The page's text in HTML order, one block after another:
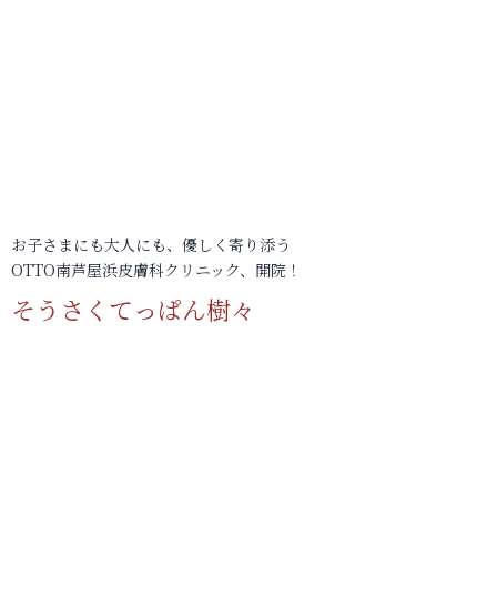
お子さまにも大人にも、優しく寄り添う
OTTO南芦屋浜皮膚科クリニック、開院！
そうさくてっぱん樹々